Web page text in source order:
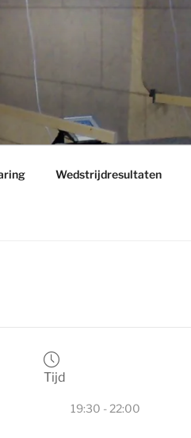
Wedstrijdresultaten
Tijd
19:30 - 22:00